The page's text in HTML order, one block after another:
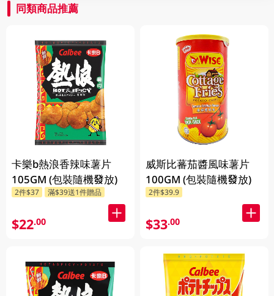
同類商品推薦
卡樂b熱浪香辣味薯片
105GM (包裝隨機發放)
2件$37 滿$39送1件贈品
$22.00
威斯比蕃茄醬風味薯片
100GM (包裝隨機發放)
2件$39.9
$33.00